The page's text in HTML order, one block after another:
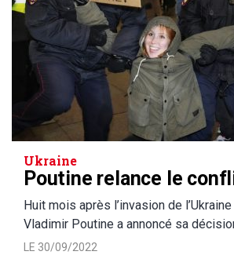
Ukraine
Poutine relance le
Huit mois après l’invasion de
Vladimir Poutine a annoncé sa
LE 30/09/2022